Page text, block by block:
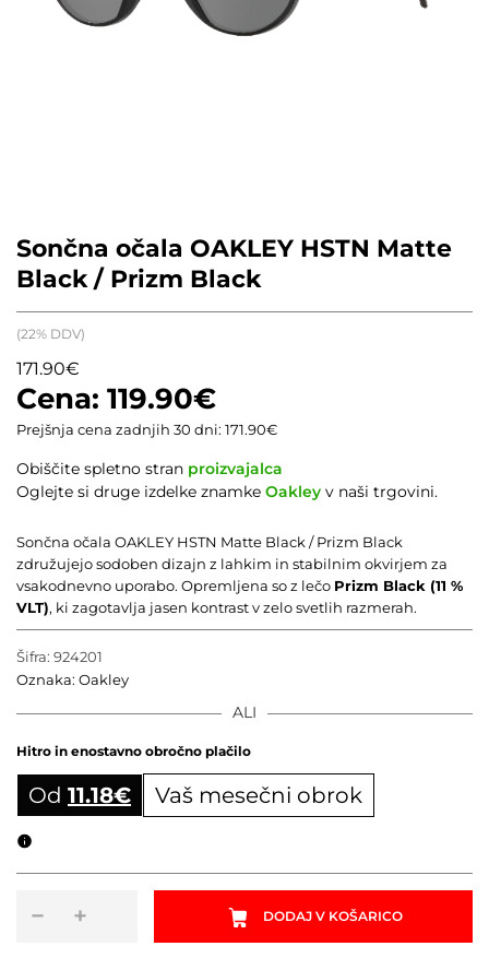
Sončna očala OAKLEY HSTN Matte
Black / Prizm Black
119.90€
171.90€
(22% DDV)
Prejšnja cena zadnjih 30 dni: 171.90€
Sončna očala OAKLEY HSTN Matte Black / Prizm Black
združujejo sodoben dizajn z lahkim in stabilnim okvirjem za
vsakodnevno uporabo. Opremljena so z lečo Prizm Black (11 %
VLT), ki zagotavlja jasen kontrast v zelo svetlih razmerah.
ALI
Hitro in enostavno obročno plačilo
Od 11.18€ Vaš mesečni obrok
−
očala
+ DODAJ V KOŠARICO
Obiščite spletno stran proizvajalca
Oglejte si druge izdelke znamke Oakley v naši trgovini.
Šifra: 924201
Oznaka: Oakley